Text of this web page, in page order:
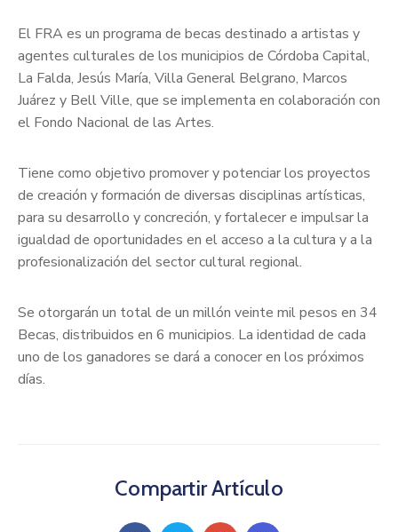
El FRA es un programa de becas destinado a artistas y
agentes culturales de los municipios de Córdoba Capital,
La Falda, Jesús María, Villa General Belgrano, Marcos
Juárez y Bell Ville, que se implementa en colaboración con
el Fondo Nacional de las Artes.
Tiene como objetivo promover y potenciar los proyectos
de creación y formación de diversas disciplinas artísticas,
para su desarrollo y concreción, y fortalecer e impulsar la
igualdad de oportunidades en el acceso a la cultura y a la
profesionalización del sector cultural regional.
Se otorgarán un total de un millón veinte mil pesos en 34
Becas, distribuidos en 6 municipios. La identidad de cada
uno de los ganadores se dará a conocer en los próximos
días.
Compartir Artículo